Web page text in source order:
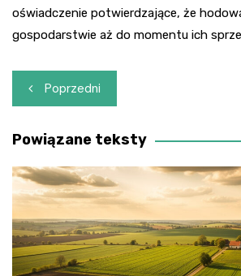
oświadczenie potwierdzające, że
gospodarstwie aż do momentu ich
Nawigacja
wpisu
Poprzedni
Powiązane teksty